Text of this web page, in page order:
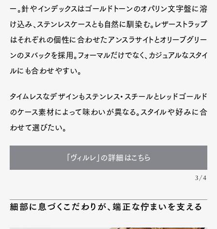
ー。針やインデックスはゴールドトーンのオパリン文字盤に溶
け込み、ステンレスケースとも自然に馴染む。レザーストラップ
はそれぞれの個性に合わせたアンスラサイトとオリーブグリー
ンのヌバックを採用。フォーマルだけでなく、カジュアルなスタイ
ルにも合わせやすい。
タイムレスなデザインもステンレス・スチールとレッドゴールド
のケース素材によって味わいが異なる。スタイルや好みに合
わせて選びたい。
「ヴィルレ」の詳細はこちら
3/4
細部に息づくこだわりが、端正な佇まいを支える